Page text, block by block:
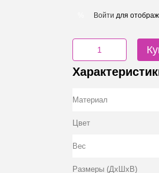
Войти для
Материал
Цвет
Вес
Размеры (ДхШхВ)